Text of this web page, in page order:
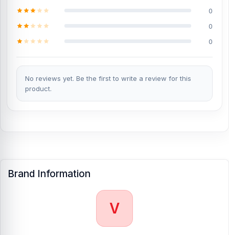
0
0
0
No reviews yet. Be the first to write a review for this
product.
Brand Information
V